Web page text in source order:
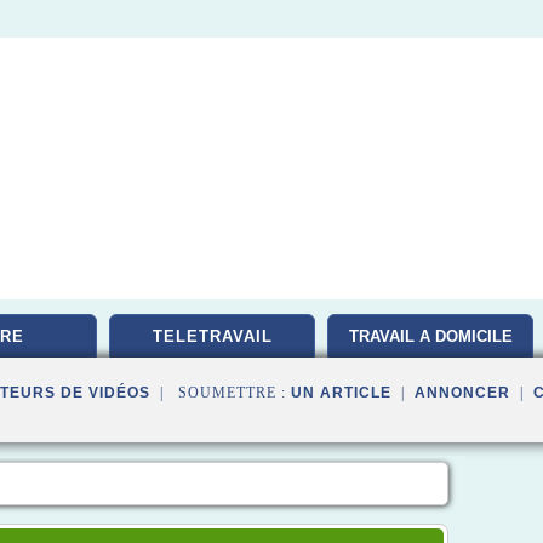
TELETRAVAIL TRAVAIL A DOMICILE
DE VIDÉOS | SOUMETTRE : UN ARTICLE ANNONCER